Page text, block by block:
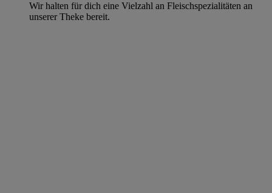
Wir halten für dich eine Vielzahl an Fleischspezialitäten an
unserer Theke bereit.